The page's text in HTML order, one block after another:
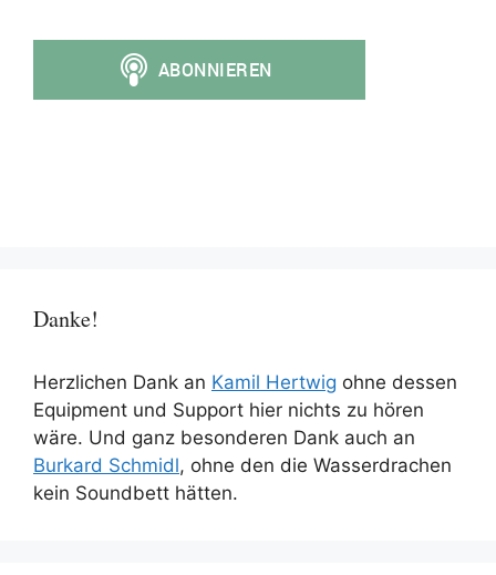
Danke!
Herzlichen Dank an Kamil Hertwig ohne dessen
Equipment und Support hier nichts zu hören
wäre. Und ganz besonderen Dank auch an
Burkard Schmidl, ohne den die Wasserdrachen
kein Soundbett hätten.